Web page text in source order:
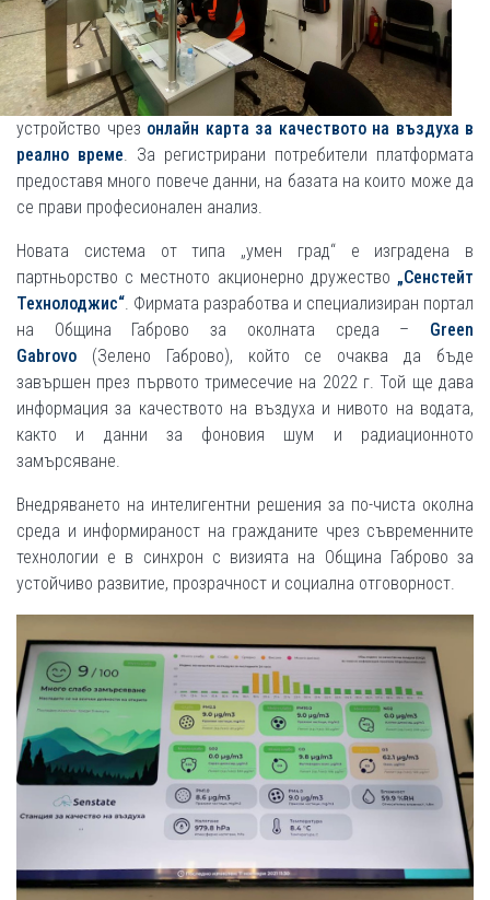
устройство чрез онлайн карта за качеството на въздуха в
реално време . За регистрирани потребители платформата
предоставя много повече данни, на базата на които може да
се прави професионален анализ.
Новата система от типа „умен град“ е изградена в
партньорство с местното акционерно дружество „Сенстейт
Технолоджис“ . Фирмата разработва и специализиран портал
на Община Габрово за околната среда – Green
Gabrovo
(Зелено Габрово), който се очаква да бъде
завършен през първото тримесечие на 2022 г. Той ще дава
информация за качеството на въздуха и нивото на водата,
както и данни за фоновия шум и радиационното
замърсяване.
Внедряването на интелигентни решения за по-чиста околна
среда и информираност на гражданите чрез съвременните
технологии е в синхрон с визията на Община Габрово за
устойчиво развитие, прозрачност и социална отговорност.